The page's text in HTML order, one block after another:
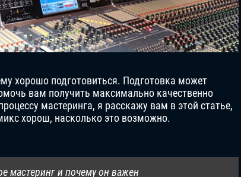
хорошо подготовиться. Подготовка может
вам получить максимально качественно
мастеринга, я расскажу вам в этой статье,
хорош, насколько это возможно.
мастеринг и почему он важен